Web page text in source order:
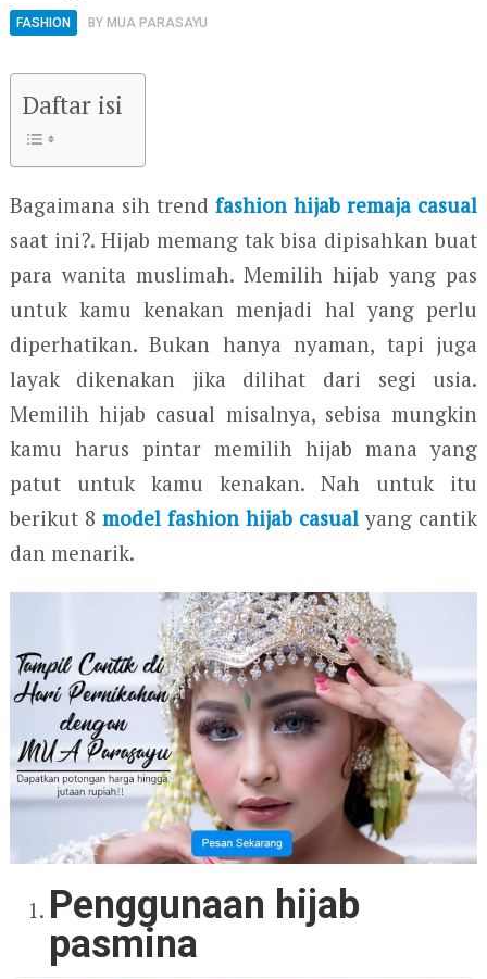
FASHION BY MUA PARASAYU
Daftar isi
Bagaimana sih trend fashion hijab remaja casual
saat ini?. Hijab memang tak bisa dipisahkan buat
para wanita muslimah. Memilih hijab yang pas
untuk kamu kenakan menjadi hal yang perlu
diperhatikan. Bukan hanya nyaman, tapi juga
layak dikenakan jika dilihat dari segi usia.
Memilih hijab casual misalnya, sebisa mungkin
kamu harus pintar memilih hijab mana yang
patut untuk kamu kenakan. Nah untuk itu
berikut 8 model fashion hijab casual yang cantik
dan menarik.
Penggunaan hijab
pasmina